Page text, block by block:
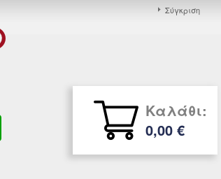
Σύγκριση
Καλάθι:
0,00 €